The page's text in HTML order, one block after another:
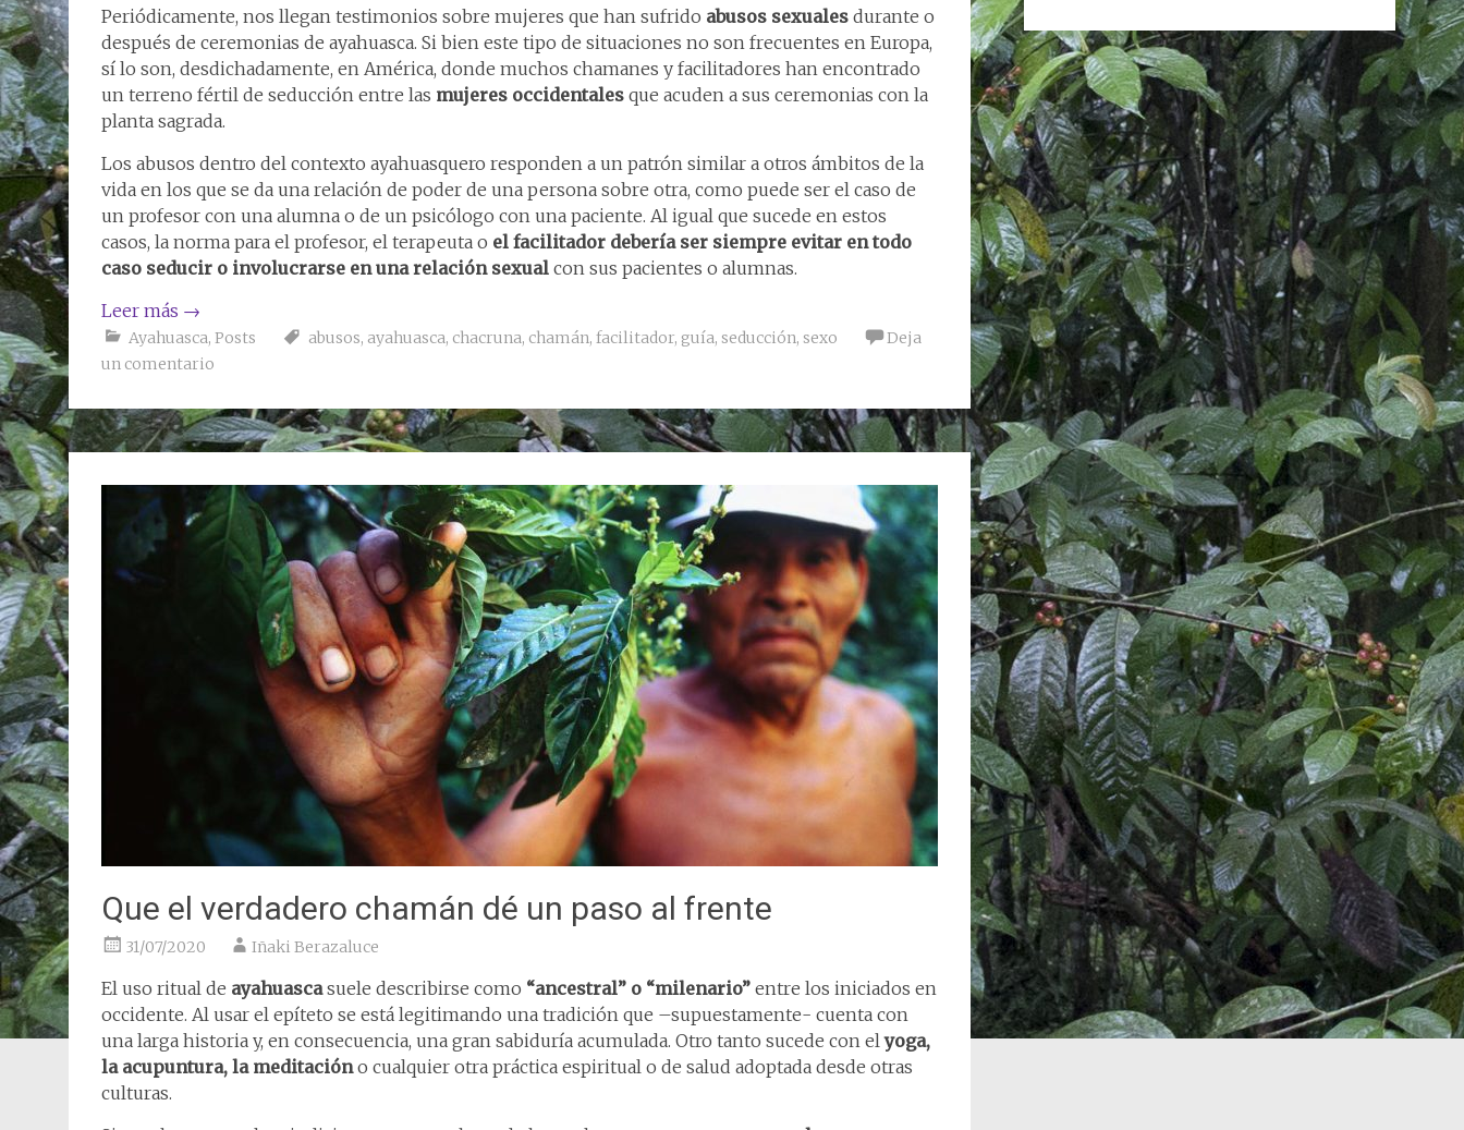
Periódicamente, nos llegan testimonios sobre mujeres que han sufrido abusos sexuales durante o
después de ceremonias de ayahuasca. Si bien este tipo de situaciones no son frecuentes en Europa,
sí lo son, desdichadamente, en América, donde muchos chamanes y facilitadores han encontrado
un terreno fértil de seducción entre las mujeres occidentales que acuden a sus ceremonias con la
planta sagrada.
Los abusos dentro del contexto ayahuasquero responden a un patrón similar a otros ámbitos de la
vida en los que se da una relación de poder de una persona sobre otra, como puede ser el caso de
un profesor con una alumna o de un psicólogo con una paciente. Al igual que sucede en estos
casos, la norma para el profesor, el terapeuta o el facilitador debería ser siempre evitar en todo
caso seducir o involucrarse en una relación sexual con sus pacientes o alumnas.
Leer más →
Ayahuasca, Posts abusos, ayahuasca, chacruna, chamán, facilitador, guía, seducción, sexo
Deja
un comentario
Que el verdadero chamán dé un paso al frente
31/07/2020 Iñaki Berazaluce
El uso ritual de ayahuascasuele describirse como “ancestral” o “milenario” entre los iniciados en
occidente. Al usar el epíteto se está legitimando una tradición que –supuestamente- cuenta con
una larga historia y, en consecuencia, una gran sabiduría acumulada. Otro tanto sucede con elyoga,
la acupuntura, la meditacióno cualquier otra práctica espiritual o de salud adoptada desde otras
culturas.